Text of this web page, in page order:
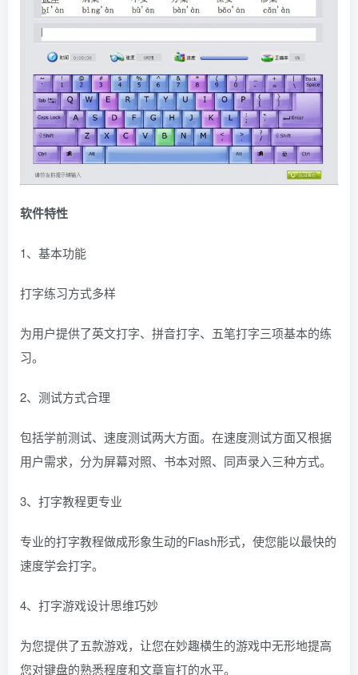
软件特性
1、基本功能
打字练习方式多样
为用户提供了英文打字、拼音打字、五笔打字三项基本的练
习。
2、测试方式合理
包括学前测试、速度测试两大方面。在速度测试方面又根据
用户需求，分为屏幕对照、书本对照、同声录入三种方式。
3、打字教程更专业
专业的打字教程做成形象生动的Flash形式，使您能以最快的
速度学会打字。
4、打字游戏设计思维巧妙
为您提供了五款游戏，让您在妙趣横生的游戏中无形地提高
您对键盘的熟悉程度和文章盲打的水平。